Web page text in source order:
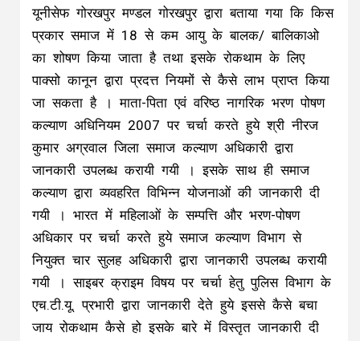
यूनीसेफ गोरखपुर मण्डल गोरखपुर द्वारा बताया गया कि किस
प्रकार समाज में 18 से कम आयु के बालक/ बालिकाओ
का शोषण किया जाता है तथा इसके रोकथाम के लिए
पाक्सो कानून द्वारा प्रदत्त नियमों से कैसे लाभ प्राप्त किया
जा सकता है । माता-पिता एवं वरिष्ठ नागरिक भरण पोषण
कल्याण अधिनियम 2007 पर चर्चा करते हुये श्री नीरज
कुमार अग्रवाल जिला समाज कल्याण अधिकारी द्वारा
जानकारी उपलब्ध करायी गयी । इसके साथ ही समाज
कल्याण द्वारा व्यवहरित विभिन्न योजनाओं की जानकारी दी
गयी । भारत में महिलाओं के सम्पत्ति और भरण-पोषण
अधिकार पर चर्चा करते हुये समाज कल्याण विभाग से
नियुक्त चार सुलह अधिकारी द्वारा जानकारी उपलब्ध करायी
गयी । साइबर क्राइम विषय पर चर्चा हेतु पुलिस विभाग के
एच.टी.यू. प्रभारी द्वारा जानकारी देते हुये इससे कैसे बचा
जाय रोकथाम कैसे हो इसके बारे में विस्तृत जानकारी दी